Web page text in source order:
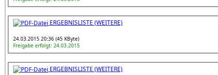
ERGEBNISLISTE (WEITERE)
24.03.2015 20:36 (45 KByte)
Freigabe erfolgt: 24.03.2015
ERGEBNISLISTE (WEITERE)